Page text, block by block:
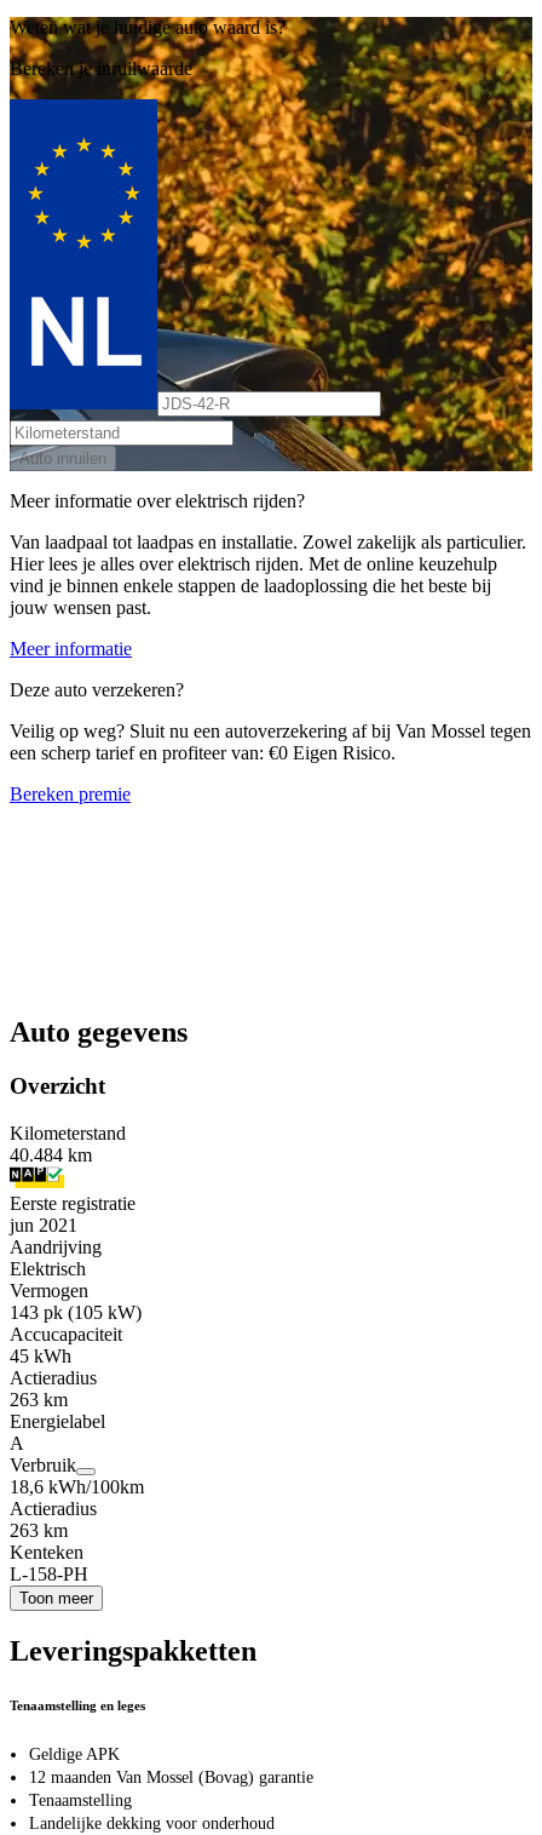
Weten wat je huidige auto waard is?
Bereken je inruilwaarde
Auto inruilen
Meer informatie over elektrisch rijden?
Van laadpaal tot laadpas en installatie. Zowel zakelijk als particulier.
Hier lees je alles over elektrisch rijden. Met de online keuzehulp
vind je binnen enkele stappen de laadoplossing die het beste bij
jouw wensen past.
Meer informatie
Deze auto verzekeren?
Veilig op weg? Sluit nu een autoverzekering af bij Van Mossel tegen
een scherp tarief en profiteer van: €0 Eigen Risico.
Bereken premie
Auto gegevens
Overzicht
Kilometerstand
40.484 km
Eerste registratie
jun 2021
Aandrijving
Elektrisch
Vermogen
143 pk (105 kW)
Accucapaciteit
45 kWh
Actieradius
263 km
Energielabel
A
Verbruik
18,6 kWh/100km
Actieradius
263 km
Kenteken
L-158-PH
Toon meer
Leveringspakketten
Tenaamstelling en leges
Geldige APK
12 maanden Van Mossel (Bovag) garantie
Tenaamstelling
Landelijke dekking voor onderhoud